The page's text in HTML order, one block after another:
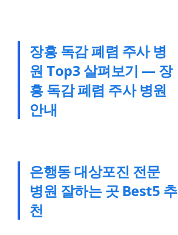
장흥 독감 폐렴 주사 병
원 Top3 살펴보기 — 장
흥 독감 폐렴 주사 병원
안내
은행동 대상포진 전문
병원 잘하는 곳 Best5 추
천